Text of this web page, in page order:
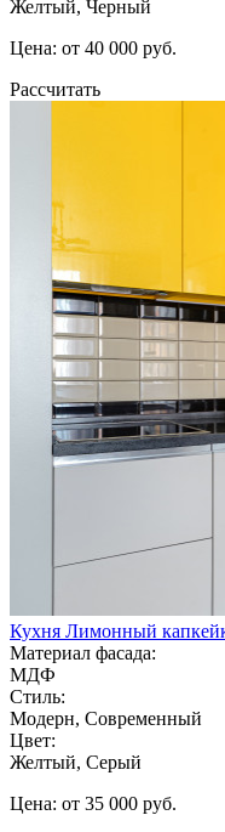
Желтый, Черный
Цена: от 40 000 руб.
Рассчитать
Кухня Лимонный
Материал фасада:
МДФ
Стиль:
Модерн, Современный
Цвет:
Желтый, Серый
Цена: от 35 000 руб.